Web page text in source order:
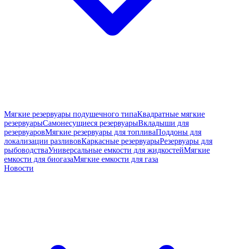
Мягкие резервуары подушечного типаКвадратные мягкие
резервуарыСамонесущиеся резервуарыВкладыши для
резервуаровМягкие резервуары для топливаПоддоны для
локализации разливовКаркасные резервуарыРезервуары для
рыбоводстваУниверсальные емкости для жидкостейМягкие
емкости для биогазаМягкие емкости для газа
Новости